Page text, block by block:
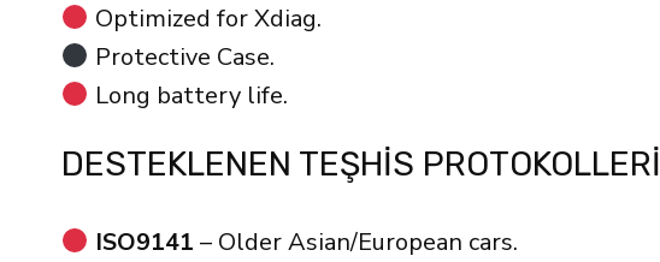
Optimized for Xdiag.
Protective Case.
Long battery life.
DESTEKLENEN TEŞHIS PROTOKOLLERI
ISO9141 – Older Asian/European cars.